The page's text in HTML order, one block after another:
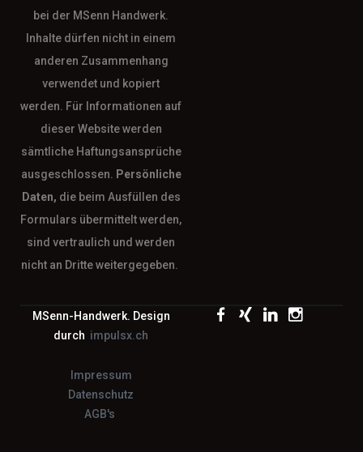
bei der MSenn Handwerk.
Inhalte dürfen nicht in einem
anderen Zusammenhang
verwendet und kopiert
werden. Für Informationen auf
dieser Website werden
sämtliche Haftungsansprüche
ausgeschlossen. Persönliche
Daten, die beim Ausfüllen des
Formulars übermittelt werden,
sind vertraulich und werden
nicht an Dritte weitergegeben.
MSenn-Handwerk. Design
durch impulsx.ch
Impressum
Datenschutz
AGB's